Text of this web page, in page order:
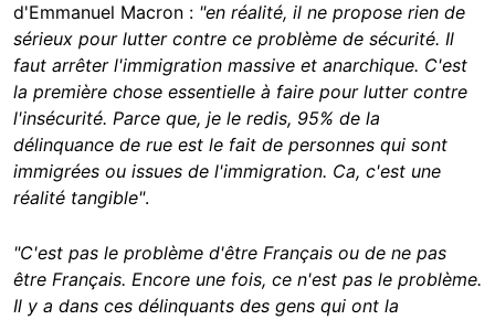
d'Emmanuel Macron : "en réalité, il ne propose rien de
sérieux pour lutter contre ce problème de sécurité. Il
faut arrêter l'immigration massive et anarchique. C'est
la première chose essentielle à faire pour lutter contre
l'insécurité. Parce que, je le redis, 95% de la
délinquance de rue est le fait de personnes qui sont
immigrées ou issues de l'immigration. Ca, c'est une
réalité tangible".
"C'est pas le problème d'être Français ou de ne pas
être Français. Encore une fois, ce n'est pas le problème.
Il y a dans ces délinquants des gens qui ont la